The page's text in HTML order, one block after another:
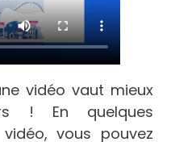
vidéo vaut mieux
! En quelques
vous pouvez